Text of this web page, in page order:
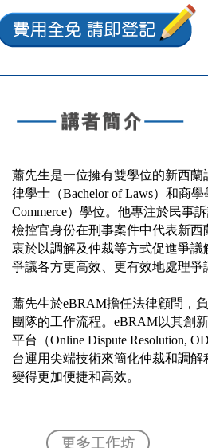
蕭先生是一位擁有雙學位的新西蘭
律學士（Bachelor of Laws）和商學
Commerce）學位。他專注於民事
檢控官身份在刑事案件中代表新西
衷於以調解及仲裁等方式促進爭議
爭議各方更高效、更有效地處理爭
蕭先生於eBRAM擔任法律顧問，
團隊的工作流程。eBRAM以其創
平台（Online Dispute Resolution,
台運用尖端技術來簡化仲裁和調解
變得更加便捷和高效。